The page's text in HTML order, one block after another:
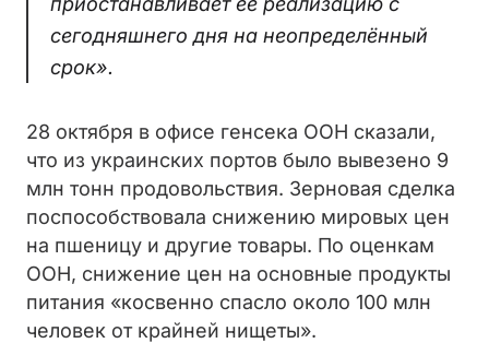
сегодняшнего дня на неопределённый
срок».
28 октября в офисе генсека ООН сказали,
что из украинских портов было вывезено 9
млн тонн продовольствия. Зерновая сделка
поспособствовала снижению мировых цен
на пшеницу и другие товары. По оценкам
ООН, снижение цен на основные продукты
питания «косвенно спасло около 100 млн
человек от крайней нищеты».